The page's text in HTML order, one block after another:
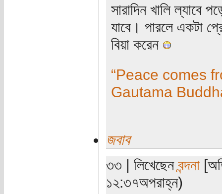
সারাদিন খালি ল্যাবে
যাবে। পারলে একটা
বিয়া করেন
“Peace comes
Gautama
জবাব
৩৩ | লিখেছেনবন্দনা
১২:৩৭অপরাহ্ন)